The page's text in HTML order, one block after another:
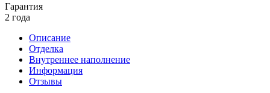
Гарантия
2 года
Описание
Отделка
Внутреннее наполнение
Информация
Отзывы